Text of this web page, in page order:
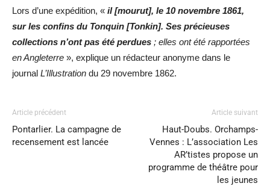
Lors d’une expédition, « il [mourut], le 10 novembre 1861,
sur les confins du Tonquin [Tonkin]. Ses précieuses
collections n’ont pas été perdues ; elles ont été rapportées
en Angleterre », explique un rédacteur anonyme dans le
journal L’Illustration du 29 novembre 1862.
Article précédent
Pontarlier. La campagne de
recensement est lancée
Article suivant
Haut-Doubs. Orchamps-
Vennes : L’association Les
AR’tistes propose un
programme de théâtre pour
les jeunes